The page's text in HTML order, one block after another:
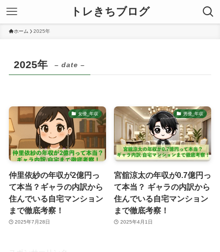
トレきちブログ
ホーム 2025年
2025年 – date –
女優_年収
仲里依紗の年収が2億円っ
て本当？ギャラの内訳から
住んでいる自宅マンション
まで徹底考察！
2025年7月28日
男優_年収
宮舘涼太の年収が0.7億円っ
て本当？ ギャラの内訳から
住んでいる自宅マンション
まで徹底考察！
2025年4月1日